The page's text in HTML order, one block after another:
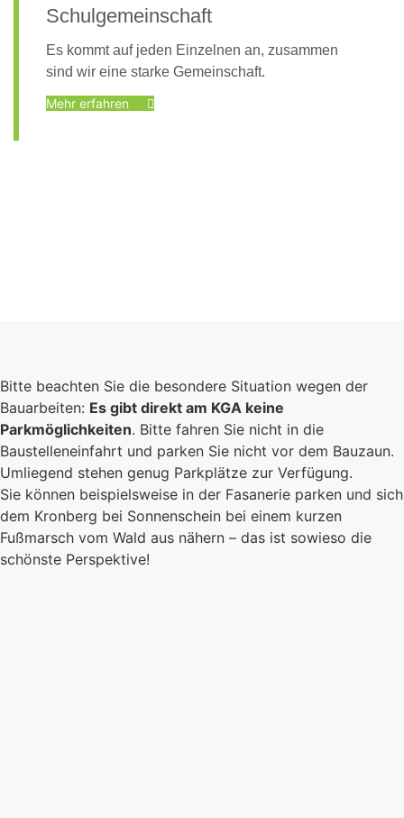
Schulgemeinschaft
Es kommt auf jeden Einzelnen an, zusammen
sind wir eine starke Gemeinschaft.
Mehr erfahren
Bitte beachten Sie die besondere Situation wegen der
Bauarbeiten: Es gibt direkt am KGA keine
Parkmöglichkeiten. Bitte fahren Sie nicht in die
Baustelleneinfahrt und parken Sie nicht vor dem Bauzaun.
Umliegend stehen genug Parkplätze zur Verfügung.
Sie können beispielsweise in der Fasanerie parken und sich
dem Kronberg bei Sonnenschein bei einem kurzen
Fußmarsch vom Wald aus nähern – das ist sowieso die
schönste Perspektive!